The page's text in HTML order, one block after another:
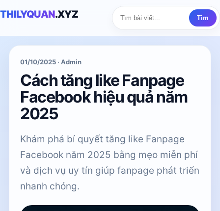
THILYQUAN.XYZ Tìm
01/10/2025 · Admin
Cách tăng like Fanpage
Facebook hiệu quả năm
2025
Khám phá bí quyết tăng like Fanpage
Facebook năm 2025 bằng mẹo miễn phí
và dịch vụ uy tín giúp fanpage phát triển
nhanh chóng.